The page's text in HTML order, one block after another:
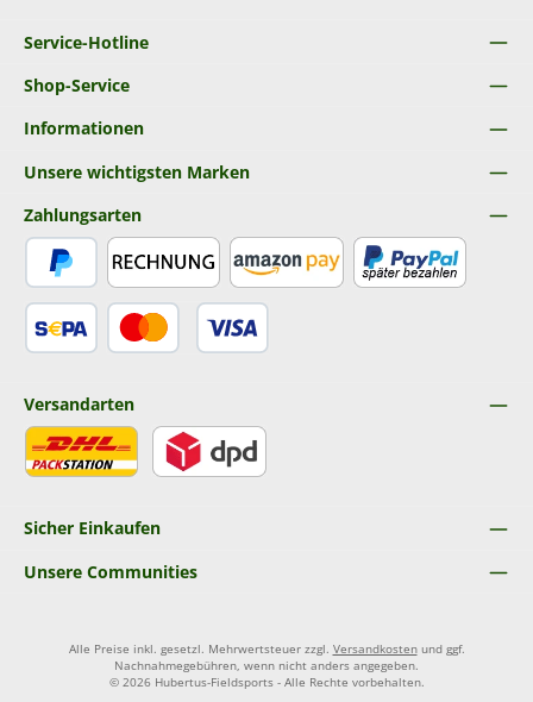
Service-Hotline
Shop-Service
Informationen
Unsere wichtigsten Marken
Sicher Einkaufen
Unsere Communities
Zahlungsarten
Versandarten
Alle Preise inkl. gesetzl. Mehrwertsteuer zzgl. Versandkostenund ggf.
Nachnahmegebühren, wenn nicht anders angegeben.
© 2026 Hubertus-Fieldsports - Alle Rechte vorbehalten.